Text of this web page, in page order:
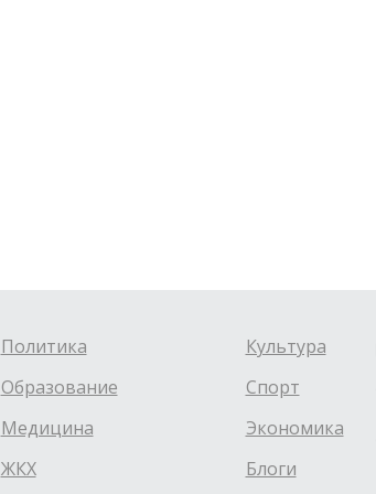
Политика
Образование
Медицина
ЖКХ
Культура
Спорт
Экономика
Блоги